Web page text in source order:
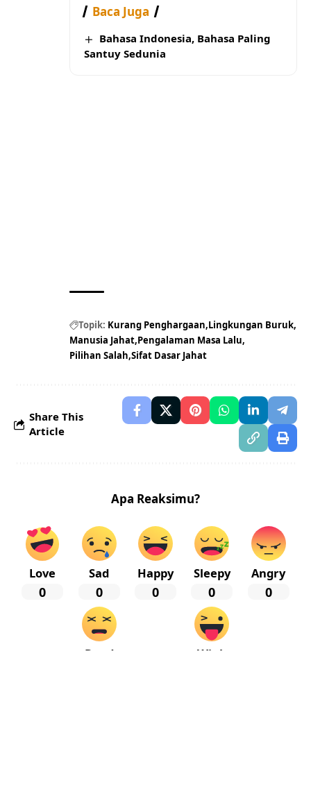
Baca Juga
Bahasa Indonesia, Bahasa Paling
Santuy Sedunia
Topik: Kurang Penghargaan Lingkungan Buruk
Manusia Jahat Pengalaman Masa Lalu
Pilihan Salah Sifat Dasar Jahat
Share This
Article
Apa Reaksimu?
Love
0
Sad
0
Happy
0
Sleepy
0
Angry
0
Dead Wink